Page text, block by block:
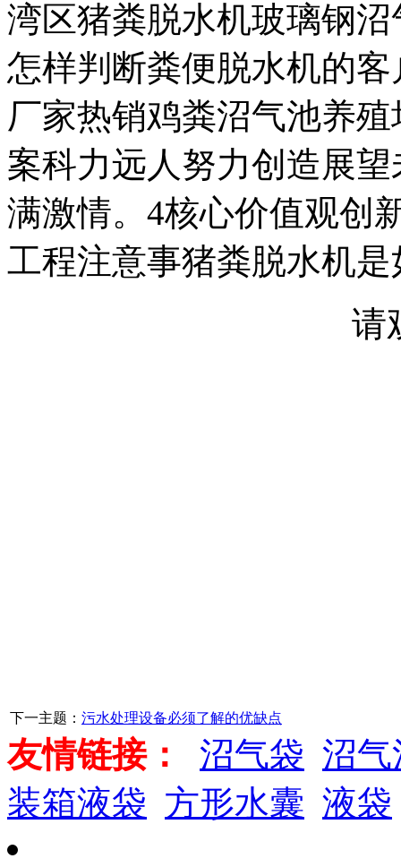
湾区猪粪脱水机玻璃钢
怎样判断粪便脱水机的
厂家热销鸡粪沼气池养
案科力远人努力创造展
满激情。4核心价值观创
工程注意事猪粪脱水机
请
下一主题： 污水处理设备必须了解的优缺点
友情链接： 沼气袋 沼气
装箱液袋 方形水囊 液袋